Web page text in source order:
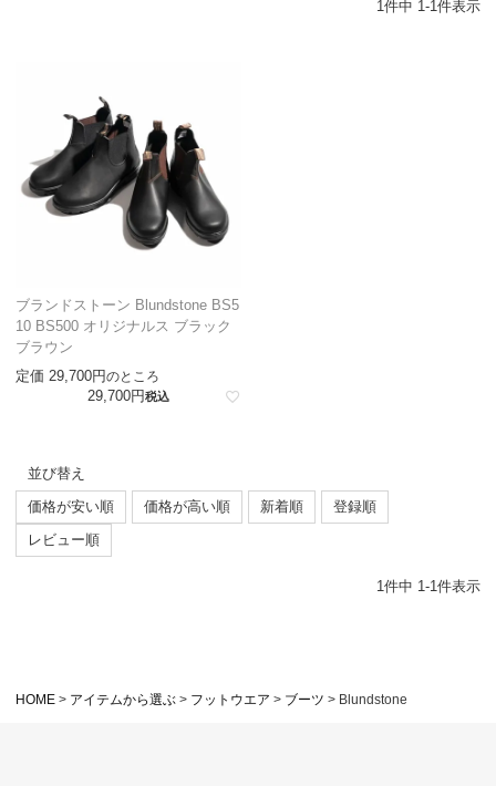
1件中 1-1件表示
ブランドストーン Blundstone BS5
10 BS500 オリジナルス ブラック
ブラウン
定価 29,700 のところ
29,700 税込
並び替え
価格が安い順
価格が高い順 新着順
登録順
レビュー順
1件中 1-1件表示
HOME アイテムから選ぶ フットウエア ブーツ Blundstone